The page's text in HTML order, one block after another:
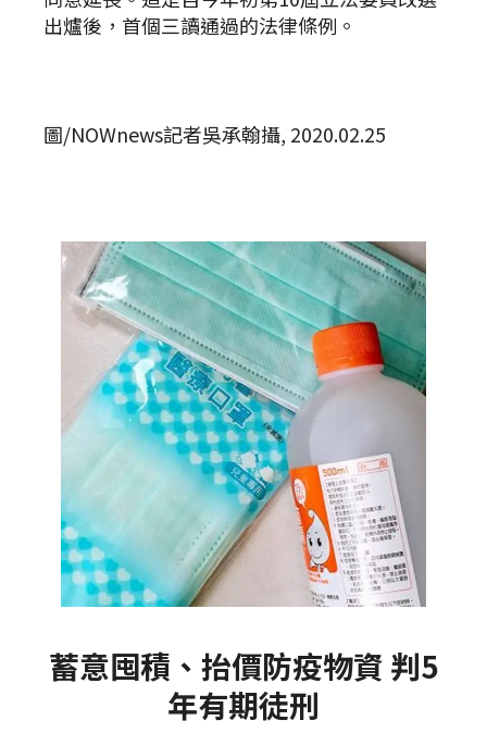
出爐後，首個三讀通過的法律條例。
圖/NOWnews記者吳承翰攝, 2020.02.25
蓄意囤積、抬價防疫物資 判5
年有期徒刑